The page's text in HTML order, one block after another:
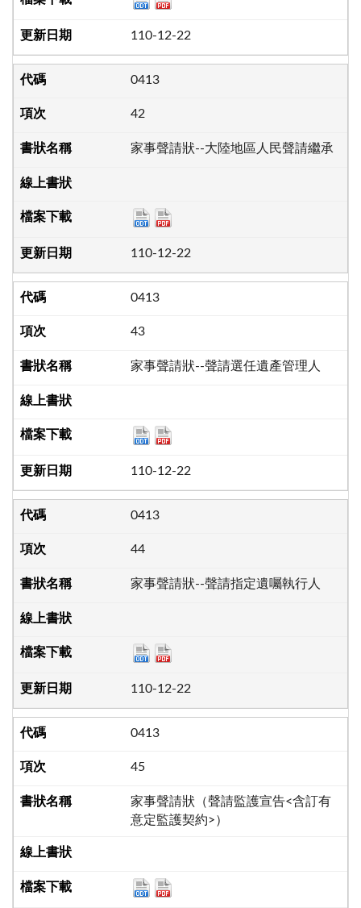
110-12-22
0413
42
家事聲請狀--大陸地區人民聲請繼承
110-12-22
0413
43
家事聲請狀--聲請選任遺產管理人
110-12-22
0413
44
家事聲請狀--聲請指定遺囑執行人
110-12-22
0413
45
家事聲請狀（聲請監護宣告<含訂有
意定監護契約>）